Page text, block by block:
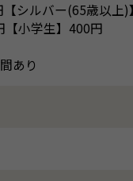
【シルバー(65歳以上
【小学生】400円
あり